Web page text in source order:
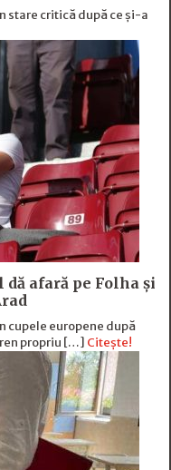
stare critică după ce și-a
dă afară pe Folha și
cupele europene după
propriu […] Citește!